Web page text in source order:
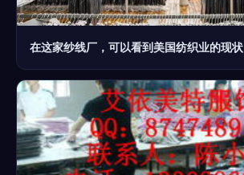
在这家纱线厂，可以看到美国纺织业的现状